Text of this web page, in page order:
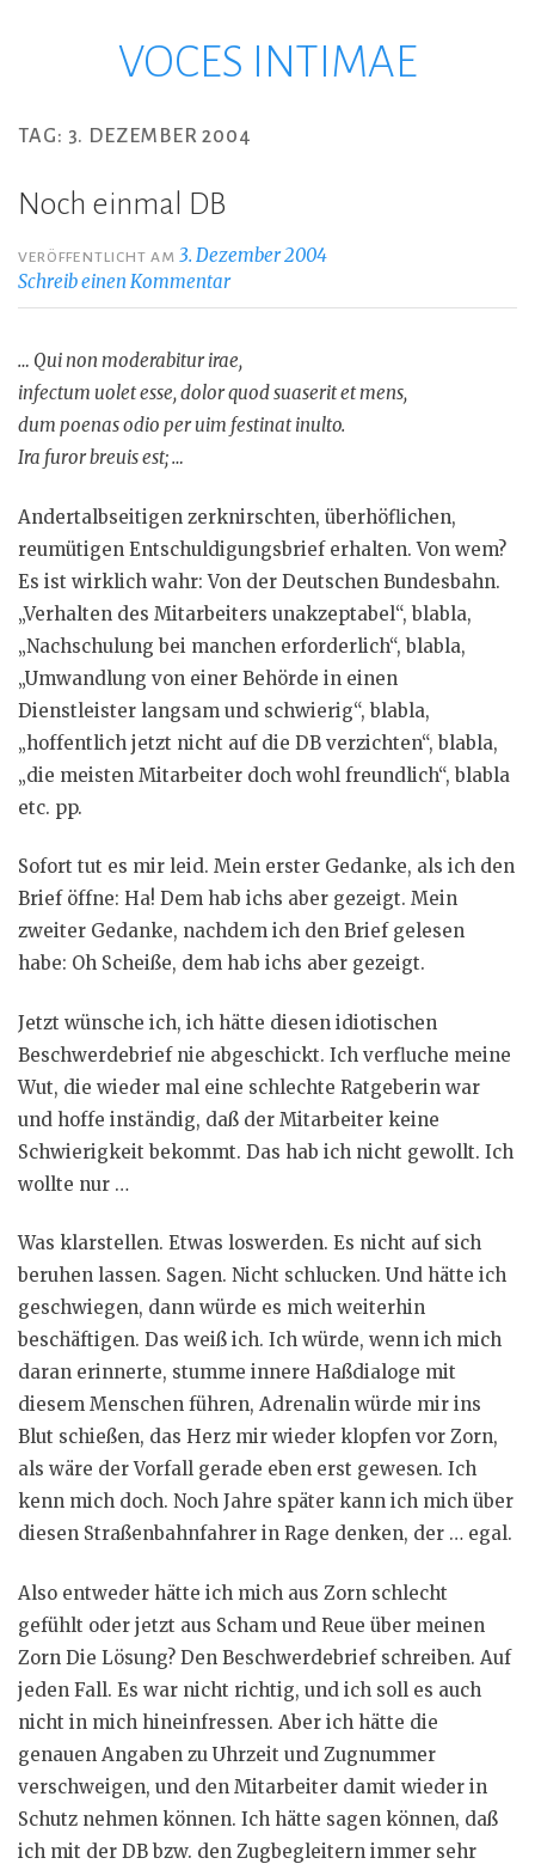
VOCES INTIMAE
TAG: 3. DEZEMBER 2004
Noch einmal DB
VERÖFFENTLICHT AM3. Dezember 2004
Schreib einen Kommentar
… Qui non moderabitur irae,
infectum uolet esse, dolor quod suaserit et mens,
dum poenas odio per uim festinat inulto.
Ira furor breuis est; …
Andertalbseitigen zerknirschten, überhöflichen,
reumütigen Entschuldigungsbrief erhalten. Von wem?
Es ist wirklich wahr: Von der Deutschen Bundesbahn.
„Verhalten des Mitarbeiters unakzeptabel“, blabla,
„Nachschulung bei manchen erforderlich“, blabla,
„Umwandlung von einer Behörde in einen
Dienstleister langsam und schwierig“, blabla,
„hoffentlich jetzt nicht auf die DB verzichten“, blabla,
„die meisten Mitarbeiter doch wohl freundlich“, blabla
etc. pp.
Sofort tut es mir leid. Mein erster Gedanke, als ich den
Brief öffne: Ha! Dem hab ichs aber gezeigt. Mein
zweiter Gedanke, nachdem ich den Brief gelesen
habe: Oh Scheiße, dem hab ichs aber gezeigt.
Jetzt wünsche ich, ich hätte diesen idiotischen
Beschwerdebrief nie abgeschickt. Ich verfluche meine
Wut, die wieder mal eine schlechte Ratgeberin war
und hoffe inständig, daß der Mitarbeiter keine
Schwierigkeit bekommt. Das hab ich nicht gewollt. Ich
wollte nur …
Was klarstellen. Etwas loswerden. Es nicht auf sich
beruhen lassen. Sagen. Nicht schlucken. Und hätte ich
geschwiegen, dann würde es mich weiterhin
beschäftigen. Das weiß ich. Ich würde, wenn ich mich
daran erinnerte, stumme innere Haßdialoge mit
diesem Menschen führen, Adrenalin würde mir ins
Blut schießen, das Herz mir wieder klopfen vor Zorn,
als wäre der Vorfall gerade eben erst gewesen. Ich
kenn mich doch. Noch Jahre später kann ich mich über
diesen Straßenbahnfahrer in Rage denken, der … egal.
Also entweder hätte ich mich aus Zorn schlecht
gefühlt oder jetzt aus Scham und Reue über meinen
Zorn Die Lösung? Den Beschwerdebrief schreiben. Auf
jeden Fall. Es war nicht richtig, und ich soll es auch
nicht in mich hineinfressen. Aber ich hätte die
genauen Angaben zu Uhrzeit und Zugnummer
verschweigen, und den Mitarbeiter damit wieder in
Schutz nehmen können. Ich hätte sagen können, daß
ich mit der DB bzw. den Zugbegleitern immer sehr